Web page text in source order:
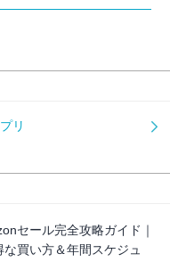
リ
セール完全攻略ガイド｜
買い方＆年間スケジュ